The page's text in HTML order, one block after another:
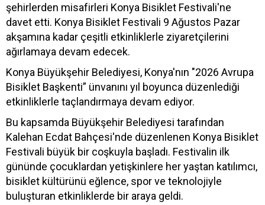
şehirlerden misafirleri Konya Bisiklet Festivali'ne
davet etti. Konya Bisiklet Festivali 9 Ağustos Pazar
akşamına kadar çeşitli etkinliklerle ziyaretçilerini
ağırlamaya devam edecek.
Konya Büyükşehir Belediyesi, Konya'nın "2026 Avrupa
Bisiklet Başkenti” ünvanını yıl boyunca düzenlediği
etkinliklerle taçlandırmaya devam ediyor.
Bu kapsamda Büyükşehir Belediyesi tarafından
Kalehan Ecdat Bahçesi'nde düzenlenen Konya Bisiklet
Festivali büyük bir coşkuyla başladı. Festivalin ilk
gününde çocuklardan yetişkinlere her yaştan katılımcı,
bisiklet kültürünü eğlence, spor ve teknolojiyle
buluşturan etkinliklerde bir araya geldi.